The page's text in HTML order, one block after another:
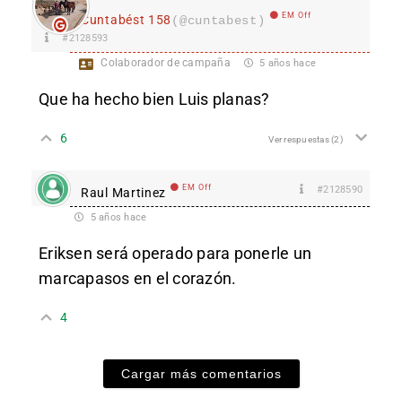
Cuntabést 158 (@cuntabest) EM Off
#2128593
Colaborador de campaña 5 años hace
Que ha hecho bien Luis planas?
6 Ver respuestas(2)
Raul Martinez EM Off #2128590
5 años hace
Eriksen será operado para ponerle un
marcapasos en el corazón.
4
Cargar más comentarios